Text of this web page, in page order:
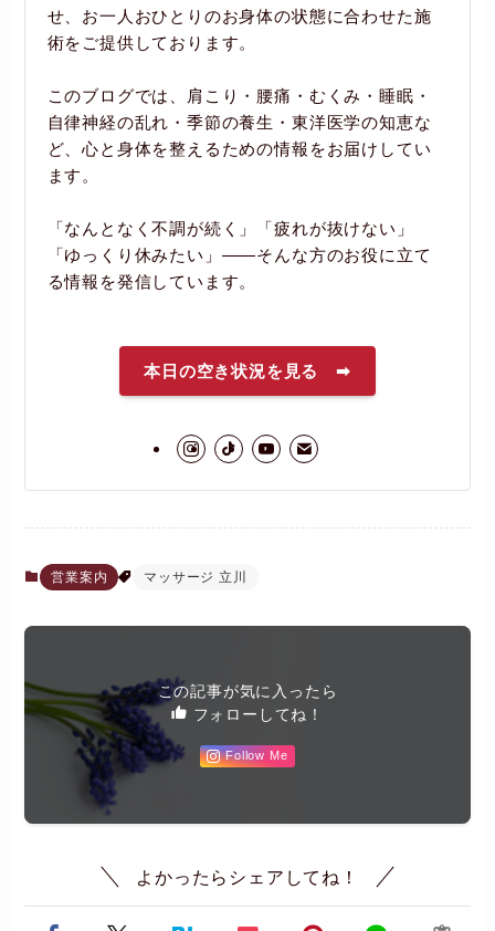
せ、お一人おひとりのお身体の状態に合わせた施
術をご提供しております。
このブログでは、肩こり・腰痛・むくみ・睡眠・
自律神経の乱れ・季節の養生・東洋医学の知恵な
ど、心と身体を整えるための情報をお届けしてい
ます。
「なんとなく不調が続く」「疲れが抜けない」
「ゆっくり休みたい」――そんな方のお役に立て
る情報を発信しています。
本日の空き状況を見る ➡
営業案内 マッサージ 立川
この記事が気に入ったら
フォローしてね！
Follow Me
よかったらシェアしてね！